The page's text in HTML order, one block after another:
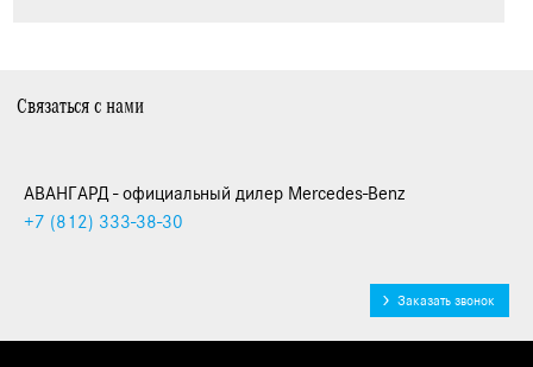
Связаться с нами
АВАНГАРД - официальный дилер Mercedes-Benz
+7 (812) 333-38-30
Заказать звонок